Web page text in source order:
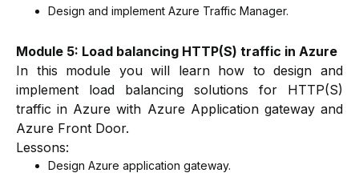
Design and implement Azure Traffic Manager.
Module 5: Load balancing HTTP(S) traffic in Azure
In this module you will learn how to design and
implement load balancing solutions for HTTP(S)
traffic in Azure with Azure Application gateway and
Azure Front Door.
Lessons:
Design Azure application gateway.